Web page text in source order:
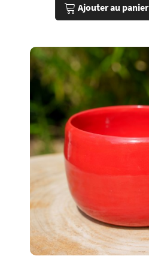
Ajouter au panier